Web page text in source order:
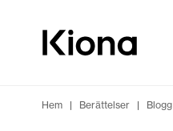
Gå till hemsidan
Hem | Berättelser | Blogg